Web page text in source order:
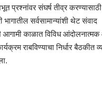
प्रश्नांवर संघर्ष तीव्र
भागातील सर्वसामान्यांशी थेट संवाद
आगामी काळात विविध
राबविण्याचा निर्धार बैठकीत